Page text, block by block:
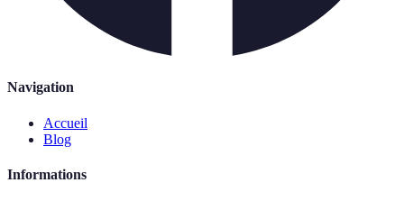
Navigation
Accueil
Blog
Informations